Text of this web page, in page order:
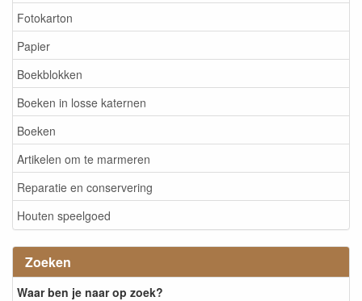
Fotokarton
Papier
Boekblokken
Boeken in losse katernen
Boeken
Artikelen om te marmeren
Reparatie en conservering
Houten speelgoed
Zoeken
Waar ben je naar op zoek?